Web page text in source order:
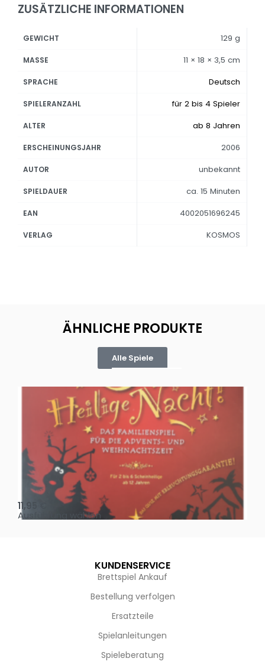
ZUSÄTZLICHE INFORMATIONEN
GEWICHT 129 g
MASSE 11 × 18 × 3,5 cm
SPRACHE Deutsch
SPIELERANZAHL für 2 bis 4 Spieler
ALTER ab 8 Jahren
ERSCHEINUNGSJAHR 2006
AUTOR unbekannt
SPIELDAUER ca. 15 Minuten
EAN 4002051696245
VERLAG KOSMOS
ÄHNLICHE PRODUKTE
Alle Spiele
Oh, heilige Nacht!
11,95
Ausführung wählen
KUNDENSERVICE
Brettspiel Ankauf
Bestellung verfolgen
Ersatzteile
Spielanleitungen
Spieleberatung